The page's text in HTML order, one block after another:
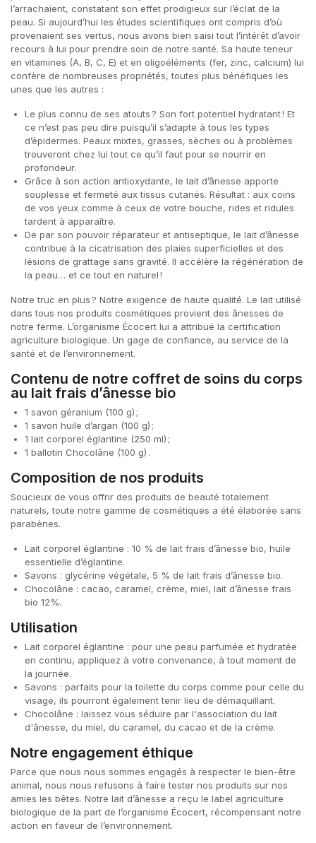
l’arrachaient, constatant son effet prodigieux sur l’éclat de la
peau. Si aujourd’hui les études scientifiques ont compris d’où
provenaient ses vertus, nous avons bien saisi tout l’intérêt d’avoir
recours à lui pour prendre soin de notre santé. Sa haute teneur
en vitamines (A, B, C, E) et en oligoéléments (fer, zinc, calcium) lui
confère de nombreuses propriétés, toutes plus bénéfiques les
unes que les autres :
Le plus connu de ses atouts ? Son fort potentiel hydratant ! Et
ce n’est pas peu dire puisqu’il s’adapte à tous les types
d’épidermes. Peaux mixtes, grasses, sèches ou à problèmes
trouveront chez lui tout ce qu’il faut pour se nourrir en
profondeur.
Grâce à son action antioxydante, le lait d’ânesse apporte
souplesse et fermeté aux tissus cutanés. Résultat : aux coins
de vos yeux comme à ceux de votre bouche, rides et ridules
tardent à apparaître.
De par son pouvoir réparateur et antiseptique, le lait d’ânesse
contribue à la cicatrisation des plaies superficielles et des
lésions de grattage sans gravité. Il accélère la régénération de
la peau… et ce tout en naturel !
Notre truc en plus ? Notre exigence de haute qualité. Le lait utilisé
dans tous nos produits cosmétiques provient des ânesses de
notre ferme. L’organisme Écocert lui a attribué la certification
agriculture biologique. Un gage de confiance, au service de la
santé et de l’environnement.
Contenu de notre coffret de soins du corps
au lait frais d’ânesse bio
1 savon géranium (100 g) ;
1 savon huile d’argan (100 g) ;
1 lait corporel églantine (250 ml) ;
1 ballotin Chocolâne (100 g) .
Composition de nos produits
Soucieux de vous offrir des produits de beauté totalement
naturels, toute notre gamme de cosmétiques a été élaborée sans
parabènes.
Lait corporel églantine : 10 % de lait frais d’ânesse bio, huile
essentielle d’églantine.
Savons : glycérine végétale, 5 % de lait frais d’ânesse bio.
Chocolâne : cacao, caramel, crème, miel, lait d’ânesse frais
bio 12%.
Utilisation
Lait corporel églantine : pour une peau parfumée et hydratée
en continu, appliquez à votre convenance, à tout moment de
la journée.
Savons : parfaits pour la toilette du corps comme pour celle du
visage, ils pourront également tenir lieu de démaquillant.
Chocolâne : laissez vous séduire par l'association du lait
d'ânesse, du miel, du caramel, du cacao et de la crème.
Notre engagement éthique
Parce que nous nous sommes engagés à respecter le bien-être
animal, nous nous refusons à faire tester nos produits sur nos
amies les bêtes. Notre lait d’ânesse a reçu le label agriculture
biologique de la part de l’organisme Écocert, récompensant notre
action en faveur de l’environnement.